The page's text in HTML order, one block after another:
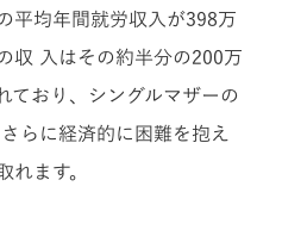
平均年間就労収入が398万
収 入はその約半分の200万
ており、シングルマザーの
らに経済的に困難を抱え
れます。